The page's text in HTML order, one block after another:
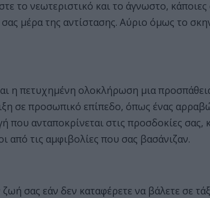
το νεωτεριστικό και το άγνωστο, κάποιες
μέρα της αντίστασης. Αύριο όμως το
η πετυχημένη ολοκλήρωση μια
σε προσωπικό επίπεδο, όπως ένας
που ανταποκρίνεται στις προσδοκίες σας,
από τις αμφιβολίες που σας βασάνιζαν.
σας εάν δεν καταφέρετε να βάλετε σε